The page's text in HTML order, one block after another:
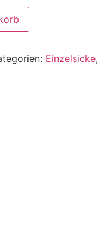
Einzelsicke,